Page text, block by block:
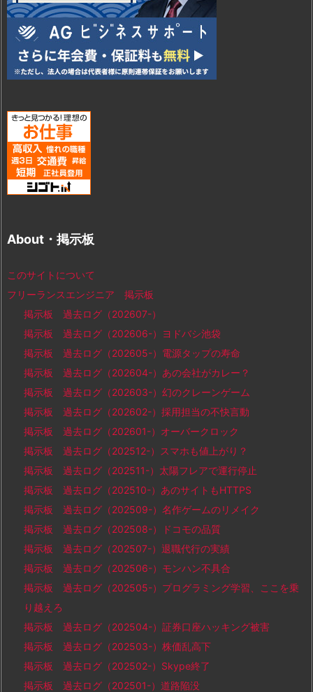
About・掲示板
このサイトについて
フリーランスエンジニア 掲示板
掲示板 過去ログ（202607-）
掲示板 過去ログ（202606-）ヨドバシ池袋
掲示板 過去ログ（202605-）電源タップの寿命
掲示板 過去ログ（202604-）あの会社がカレー？
掲示板 過去ログ（202603-）幻のクレーンゲーム
掲示板 過去ログ（202602-）採用担当の不快言動
掲示板 過去ログ（202601-）オーバークロック
掲示板 過去ログ（202512-）スマホも値上がり？
掲示板 過去ログ（202511-）太陽フレアで運行停止
掲示板 過去ログ（202510-）あのサイトもHTTPS
掲示板 過去ログ（202509-）名作ゲームのリメイク
掲示板 過去ログ（202508-）ドコモの品質
掲示板 過去ログ（202507-）退職代行の実績
掲示板 過去ログ（202506-）モンハン不具合
掲示板 過去ログ（202505-）プログラミング学習、ここを乗
り越えろ
掲示板 過去ログ（202504-）証券口座ハッキング被害
掲示板 過去ログ（202503-）株価乱高下
掲示板 過去ログ（202502-）Skype終了
掲示板 過去ログ（202501-）道路陥没